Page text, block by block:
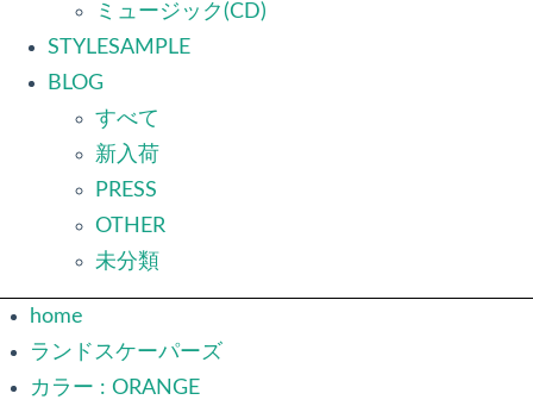
ミュージック(CD)
STYLESAMPLE
BLOG
すべて
新入荷
PRESS
OTHER
未分類
home
ランドスケーパーズ
カラー : ORANGE